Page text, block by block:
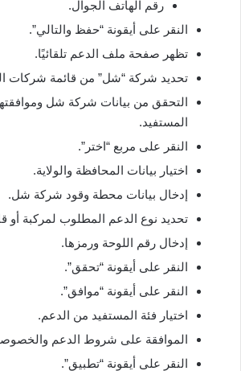
رقم الهاتف الجوال.
النقر على أيقونة “حفظ والتالي”.
تظهر صفحة ملف الدعم تلقائيًا.
تحديد شركة “شل” من قائمة شركات
التحقق من بيانات شركة شل
المستفيد.
النقر على مربع “اختر”.
اختيار بيانات المحافظة والولاية.
إدخال بيانات محطة وقود شركة شل.
تحديد نوع الدعم المطلوب لمركبة أو
إدخال رقم اللوحة ورمزها.
النقر على أيقونة “تحقق”.
النقر على أيقونة “موافق”.
اختيار فئة المستفيد من الدعم.
الموافقة على شروط الدعم
النقر على أيقونة “تطبيق”.